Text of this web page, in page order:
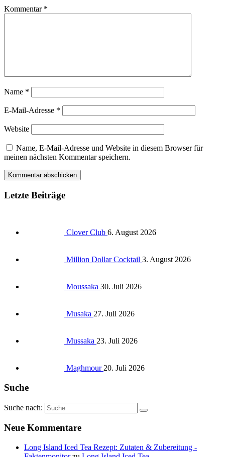
Kommentar *
Name *
E-Mail-Adresse *
Website
Name, E-Mail-Adresse und Website in diesem Browser für
meinen nächsten Kommentar speichern.
Letzte Beiträge
Clover Club 6. August 2026
Million Dollar Cocktail 3. August 2026
Moussaka 30. Juli 2026
Musaka 27. Juli 2026
Mussaka 23. Juli 2026
Maghmour 20. Juli 2026
Suche
Suche nach:
Neue Kommentare
Long Island Iced Tea Rezept: Zutaten & Zubereitung -